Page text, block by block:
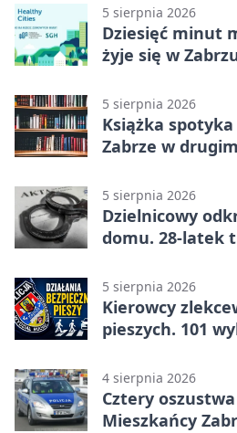
5 sierpnia 2026
Dziesięć minut
żyje się w
5 sierpnia 2026
Książka spotyka
Zabrze w
5 sierpnia 2026
Dzielnicowy
domu. 28-latek
5 sierpnia 2026
Kierowcy
pieszych. 101
4 sierpnia 2026
Cztery
Mieszkańcy